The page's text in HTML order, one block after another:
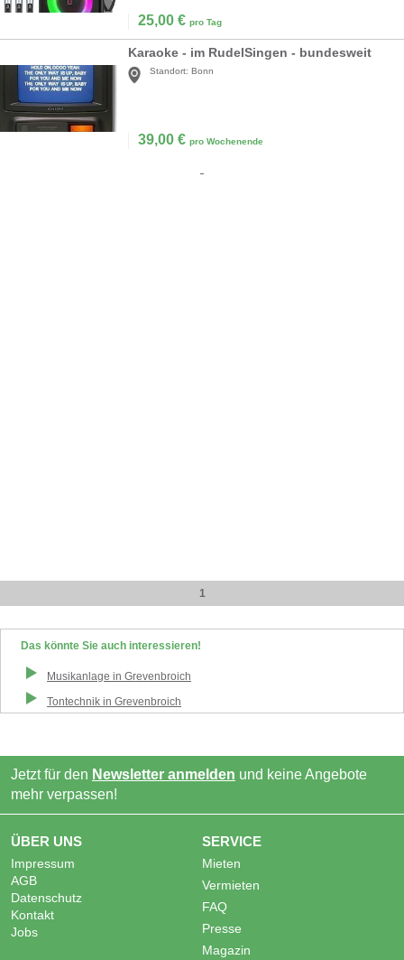
25,00 € pro Tag
Karaoke - im RudelSingen - bundesweit
Standort: Bonn
39,00 € pro Wochenende
1
Das könnte Sie auch interessieren!
Musikanlage in Grevenbroich
Tontechnik in Grevenbroich
Jetzt für den Newsletter anmelden und keine Angebote
mehr verpassen!
ÜBER UNS
Impressum
AGB
Datenschutz
Kontakt
Jobs
SERVICE
Mieten
Vermieten
FAQ
Presse
Magazin